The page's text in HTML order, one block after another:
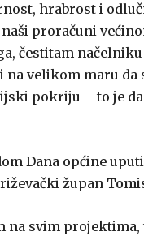
hrabrost i
proračuni
čestitam
na velikom maru da
pokriju – to je
Dana općine
župan
na svim